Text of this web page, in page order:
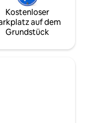
Kostenloser
auf dem
Grundstück